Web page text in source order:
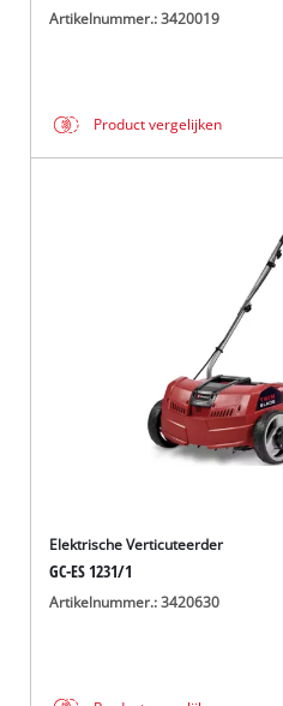
Artikelnummer.: 3420019
Product vergelijken
Elektrische Verticuteerder
GC-ES 1231/1
Artikelnummer.: 3420630